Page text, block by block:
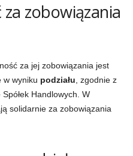
zobowiązania
za jej zobowiązania jest
w wyniku podziału , zgodnie z
Handlowych. W
solidarnie za zobowiązania